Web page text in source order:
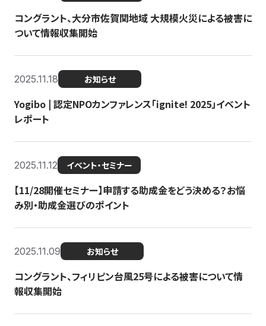
コングラント、大分市佐賀関地域 大規模火災による被害に
ついて情報収集開始
2025.11.18 お知らせ
Yogibo | 認定NPOカンファレンス「ignite! 2025」イベント
レポート
2025.11.12 イベント・セミナー
【11/28開催セミナー】申請する助成金をどう決める？お悩
み別・助成金選びのポイント
2025.11.09 お知らせ
コングラント、フィリピン台風25号による被害について情
報収集開始